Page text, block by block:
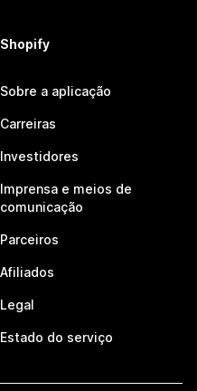
Shopify
Sobre a aplicação
Carreiras
Investidores
Imprensa e meios de
comunicação
Parceiros
Afiliados
Legal
Estado do serviço